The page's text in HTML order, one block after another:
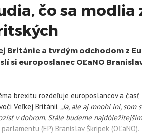
čo sa
Británie a tvrdým odchodom z
si europoslanec OĽaNO
brexitu rozdeľuje europoslancov a
Veľkej Británii. „Ja, ale aj mnohí iní,
v dobrom. Stále budeme
(EP) Branislav Škripek (OĽaNO).